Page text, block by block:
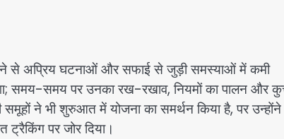
होने से अप्रिय घटनाओं और सफाई से जुड़ी समस्याओं में कमी
समय-समय पर उनका रख-रखाव, नियमों का पालन और
ने भी शुरुआत में योजना का समर्थन किया है, पर उन्होंने
पर जोर दिया।